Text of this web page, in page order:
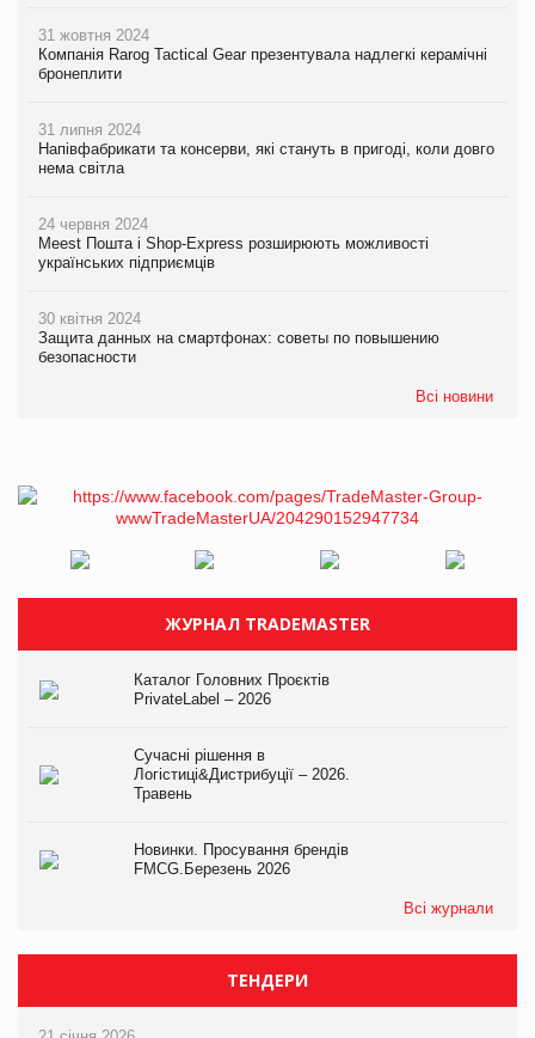
31 жовтня 2024
Компанія Rarog Tactical Gear презентувала надлегкі керамічні
бронеплити
31 липня 2024
Напівфабрикати та консерви, які стануть в пригоді, коли довго
нема світла
24 червня 2024
Meest Пошта і Shop-Express розширюють можливості
українських підприємців
30 квітня 2024
Защита данных на смартфонах: советы по повышению
безопасности
Всі новини
ЖУРНАЛ TRADEMASTER
Каталог Головних Проєктів
PrivateLabel – 2026
Сучасні рішення в
Логістиці&Дистрибуції – 2026.
Травень
Новинки. Просування брендів
FMCG.Березень 2026
Всі журнали
ТЕНДЕРИ